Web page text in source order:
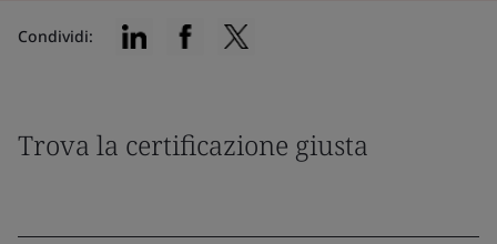
Condividi:
Trova la certificazione giusta